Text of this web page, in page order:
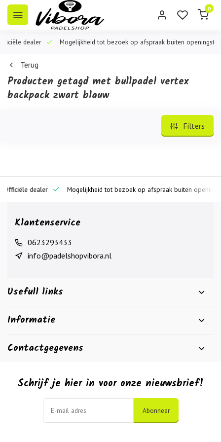
0
dealer Mogelijkheid tot bezoek op afspraak buiten openingstijden
Terug
Producten getagd met bullpadel vertex
backpack zwart blauw
Filters
dealer Mogelijkheid tot bezoek op afspraak buiten
Klantenservice
0623293433
info@padelshopvibora.nl
Usefull links
Informatie
Contactgegevens
Schrijf je hier in voor onze nieuwsbrief!
Abonneer